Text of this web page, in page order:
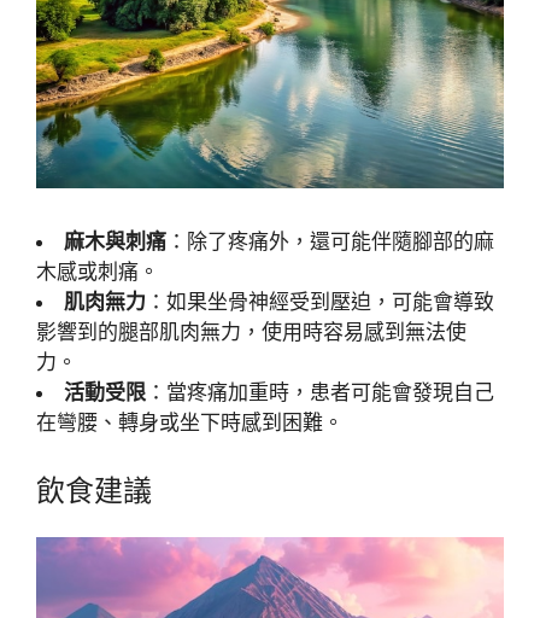
麻木與刺痛 ：除了疼痛外，還可能伴隨腳部的麻
木感或刺痛。
肌肉無力 ：如果坐骨神經受到壓迫，可能會導致
影響到的腿部肌肉無力，使用時容易感到無法使
力。
活動受限 ：當疼痛加重時，患者可能會發現自己
在彎腰、轉身或坐下時感到困難。
飲食建議